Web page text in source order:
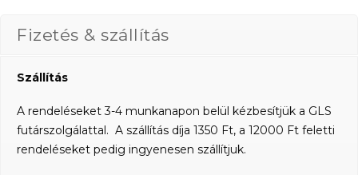
Fizetés & szállítás
Szállítás
A rendeléseket 3-4 munkanapon belül kézbesítjük a GLS
futárszolgálattal. A szállítás díja 1350 Ft, a 12000 Ft feletti
rendeléseket pedig ingyenesen szállítjuk.